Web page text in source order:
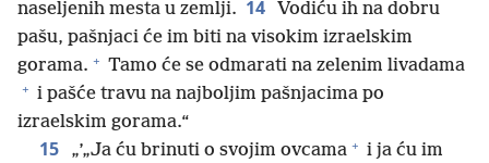
naseljenih mesta u zemlji. 14
Vodiću ih na dobru
pašu, pašnjaci će im biti na visokim izraelskim
gorama. + Tamo će se odmarati na zelenim livadama
+ i pašće travu na najboljim pašnjacima po
izraelskim gorama.“
15 „’„Ja ću brinuti o svojim ovcama + i ja ću im